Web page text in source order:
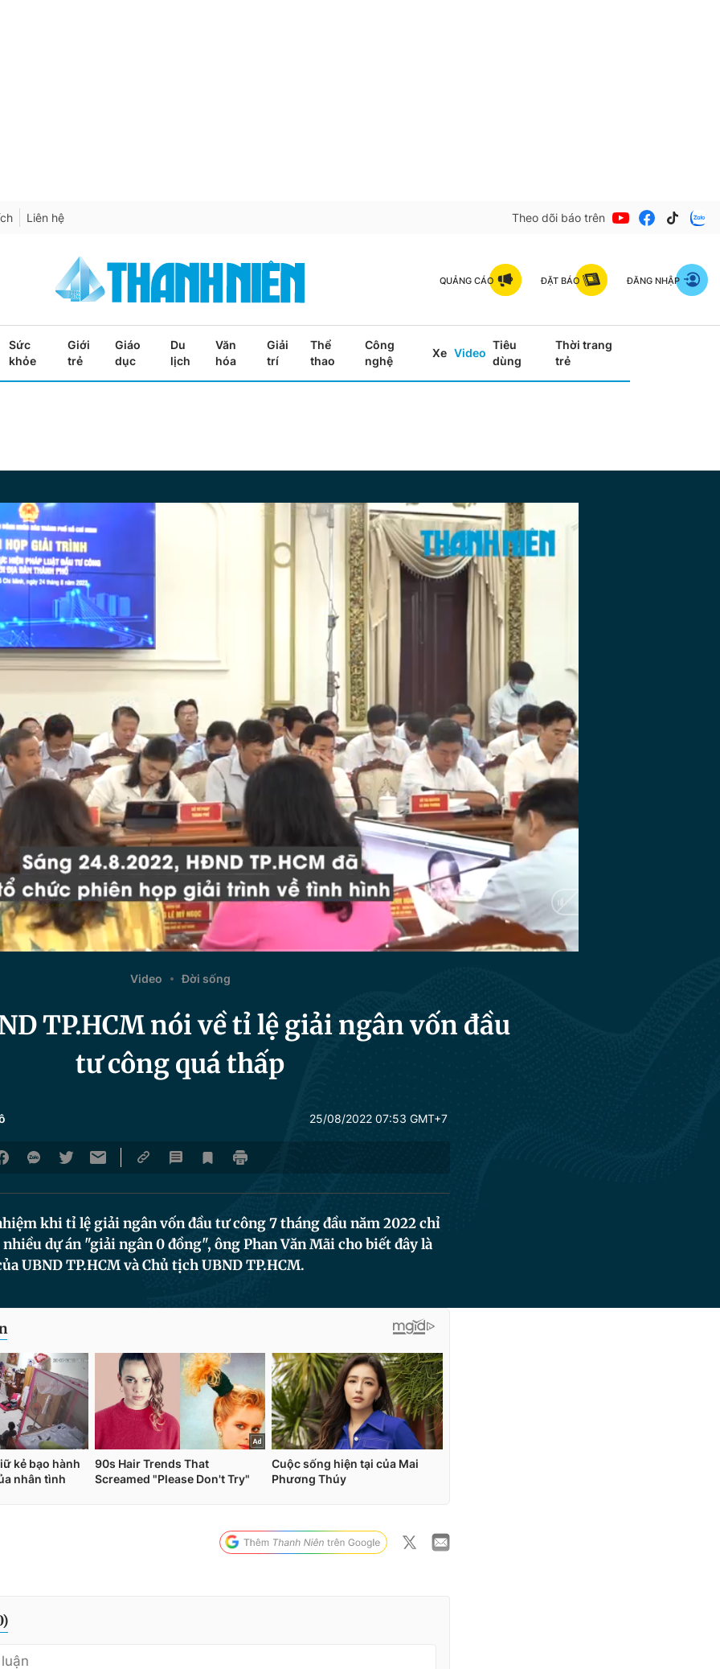
Liên hệ Theo dõi báo trên
QUẢNG CÁO ĐẶT BÁO ĐĂNG NHẬP
Sức
khỏe
Giới
trẻ
Giáo
dục
Du
lịch
Văn
hóa
Giải
trí
Thể
thao
Công
nghệ
Xe Video
Tiêu
dùng
Thời trang
trẻ
Video Đời sống
TP.HCM nói về tỉ lệ giải ngân vốn đầu
tư công quá thấp
25/08/2022 07:53 GMT+7
khi tỉ lệ giải ngân vốn đầu tư công 7 tháng đầu năm 2022 chỉ
dự án "giải ngân 0 đồng", ông Phan Văn Mãi cho biết đây là
UBND TP.HCM và Chủ tịch UBND TP.HCM.
)